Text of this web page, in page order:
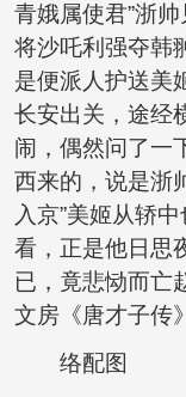
青娥属使君”浙
将沙吒利强夺韩
是便派人护送美
长安出关，途经
闹，偶然问了一
西来的，说是浙
入京”美姬从轿
看，正是他日思
已，竟悲恸而亡
文房《唐才子传
络配图